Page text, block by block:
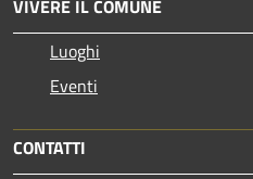
VIVERE IL COMUNE
Luoghi
Eventi
CONTATTI